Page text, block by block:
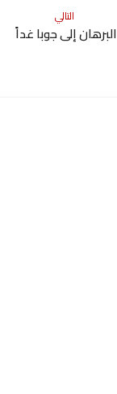
التالي
البرهان إلى جوبا غداً